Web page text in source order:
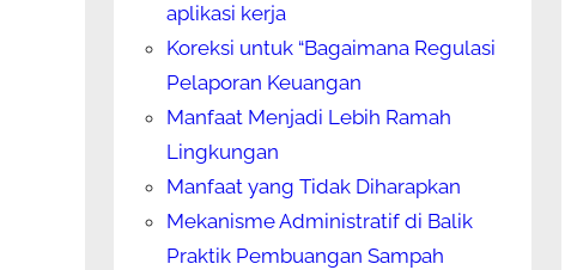
aplikasi kerja
Koreksi untuk “Bagaimana Regulasi
Pelaporan Keuangan
Manfaat Menjadi Lebih Ramah
Lingkungan
Manfaat yang Tidak Diharapkan
Mekanisme Administratif di Balik
Praktik Pembuangan Sampah